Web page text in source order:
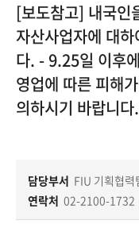
참
여
마
당
정
[보도참고] 내국인
자산사업자에 대
다. - 9.25일 이후
영업에 따른 피해
의하시기 바랍니다.
담당부서 FIU 기획협력
연락처 02-2100-1732